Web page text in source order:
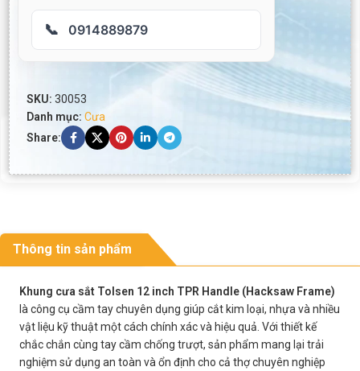
📞 0914889879
SKU: 30053
Danh mục: Cưa
Share:
Thông tin sản phẩm
Khung cưa sắt Tolsen 12 inch TPR Handle (Hacksaw Frame)
là công cụ cầm tay chuyên dụng giúp cắt kim loại, nhựa và nhiều
vật liệu kỹ thuật một cách chính xác và hiệu quả. Với thiết kế
chắc chắn cùng tay cầm chống trượt, sản phẩm mang lại trải
nghiệm sử dụng an toàn và ổn định cho cả thợ chuyên nghiệp